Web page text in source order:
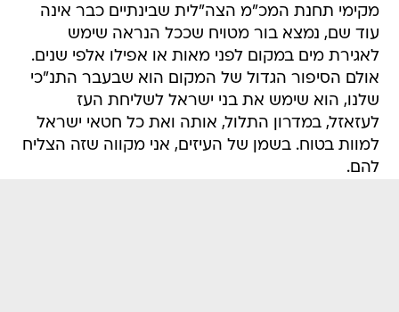
מקימי תחנת המכ"מ הצה"לית שבינתיים כבר אינה
עוד שם, נמצא בור מטויח שככל הנראה שימש
לאגירת מים במקום לפני מאות או אפילו אלפי שנים.
אולם הסיפור הגדול של המקום הוא שבעבר התנ"כי
שלנו, הוא שימש את בני ישראל לשליחת העז
לעזאזל, במדרון התלול, אותה ואת כל חטאי ישראל
למוות בטוח. בשמן של העיזים, אני מקווה שזה הצליח
להם.